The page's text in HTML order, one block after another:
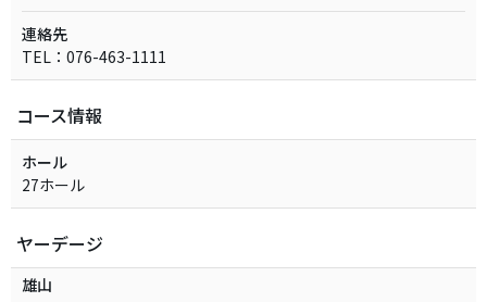
連絡先
TEL：076-463-1111
コース情報
ホール
27ホール
ヤーデージ
雄山